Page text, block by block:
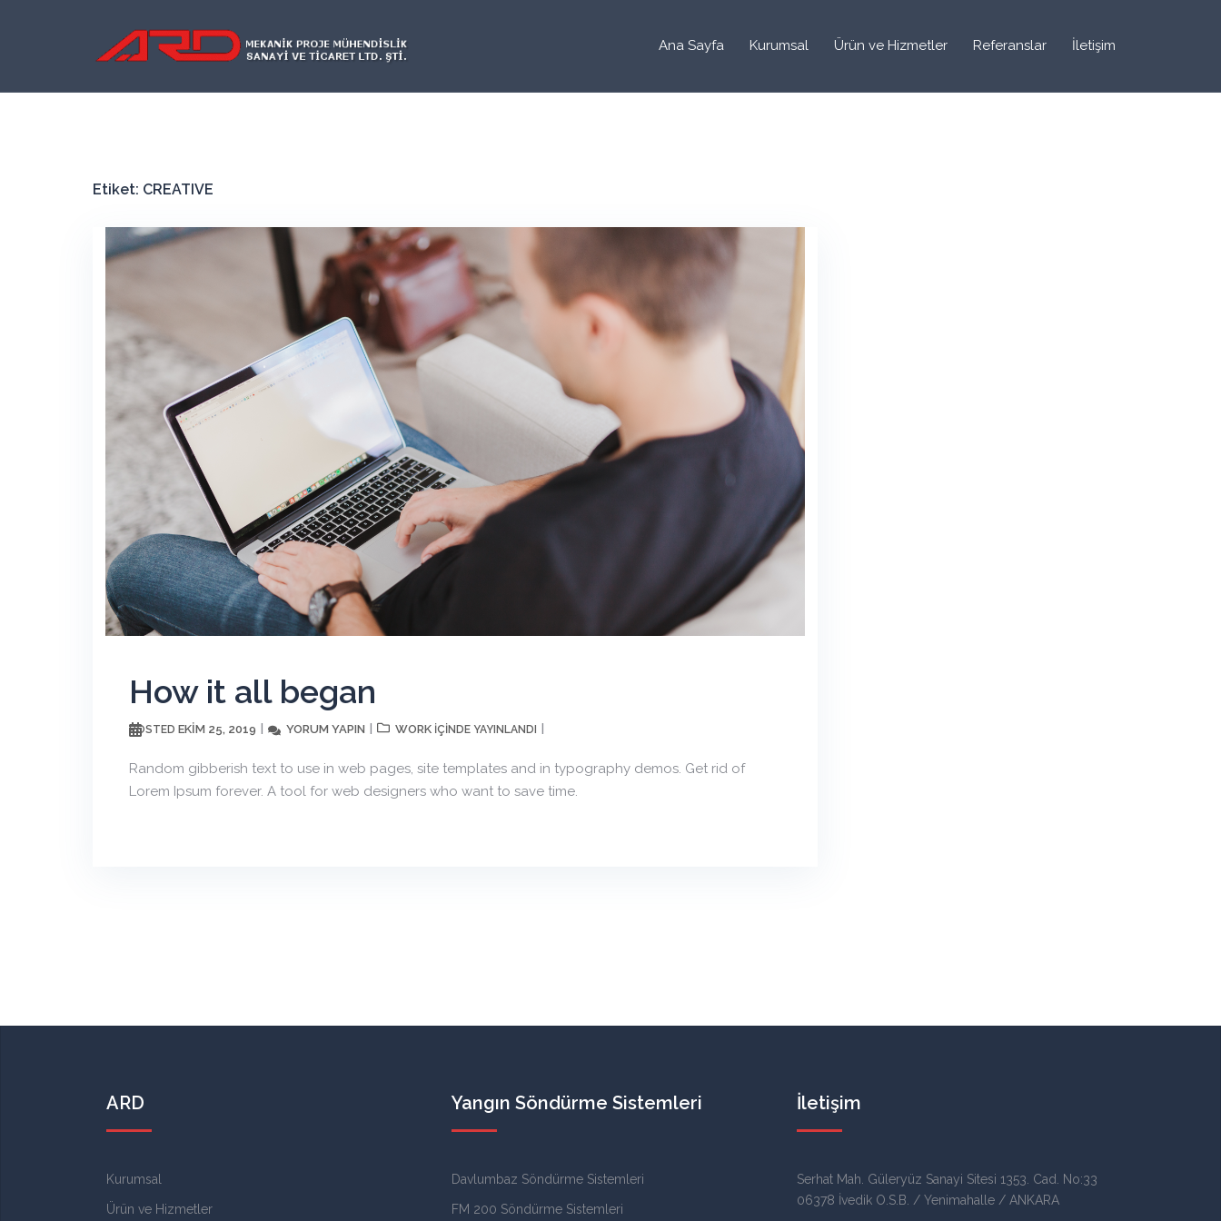
Ana Sayfa Kurumsal Ürün ve Hizmetler Referanslar İletişim
Etiket: CREATIVE
How it all began
POSTED EKIM 25, 2019 YORUM YAPIN WORK IÇINDE YAYINLANDI
Random gibberish text to use in web pages, site templates and in typography demos. Get rid of
Lorem Ipsum forever. A tool for web designers who want to save time.
ARD
Kurumsal
Ürün ve Hizmetler
Yangın Söndürme Sistemleri
Davlumbaz Söndürme Sistemleri
FM 200 Söndürme Sistemleri
İletişim
Serhat Mah. Güleryüz Sanayi Sitesi 1353. Cad. No:33
06378 İvedik O.S.B. / Yenimahalle / ANKARA